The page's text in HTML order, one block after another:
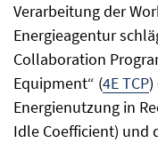
Verarbeitung der
Energieagentur
Collaboration
Equipment“ (4E TCP)
Energienutzung in
Idle Coefficient) und